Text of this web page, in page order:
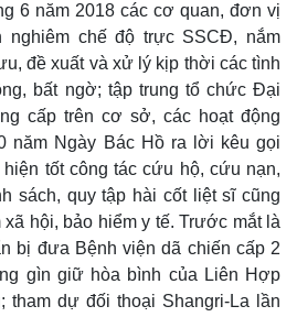
6 năm 2018 các cơ quan, đơn vị
nghiêm chế độ trực SSCĐ, nắm
đề xuất và xử lý kịp thời các tình
bất ngờ; tập trung tổ chức Đại
cấp trên cơ sở, các hoạt động
năm Ngày Bác Hồ ra lời kêu gọi
tốt công tác cứu hộ, cứu nạn,
sách, quy tập hài cốt liệt sĩ cũng
hội, bảo hiểm y tế. Trước mắt là
bị đưa Bệnh viện dã chiến cấp 2
gìn giữ hòa bình của Liên Hợp
tham dự đối thoại Shangri-La lần